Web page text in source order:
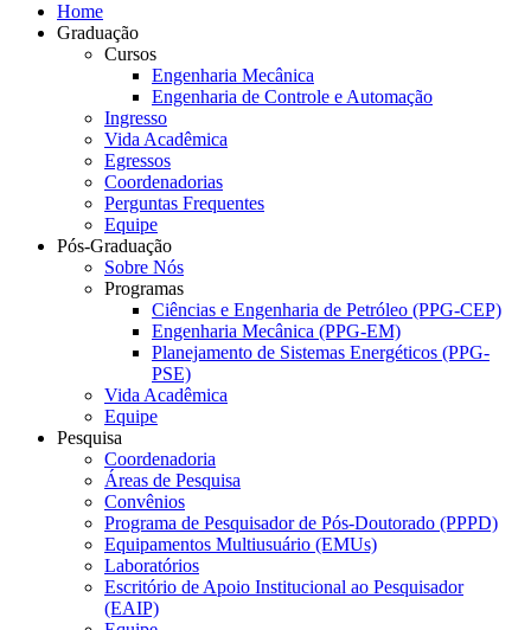
Home
Graduação
Cursos
Engenharia Mecânica
Engenharia de Controle e Automação
Ingresso
Vida Acadêmica
Egressos
Coordenadorias
Perguntas Frequentes
Equipe
Pós-Graduação
Sobre Nós
Programas
Ciências e Engenharia de Petróleo (PPG-CEP)
Engenharia Mecânica (PPG-EM)
Planejamento de Sistemas Energéticos (PPG-
PSE)
Vida Acadêmica
Equipe
Pesquisa
Coordenadoria
Áreas de Pesquisa
Convênios
Programa de Pesquisador de Pós-Doutorado (PPPD)
Equipamentos Multiusuário (EMUs)
Laboratórios
Escritório de Apoio Institucional ao Pesquisador
(EAIP)